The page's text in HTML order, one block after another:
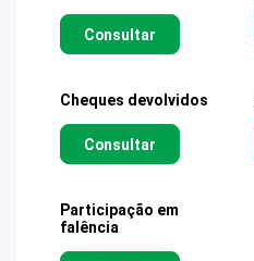
Consultar
Cheques devolvidos
Consultar
Participação em
falência